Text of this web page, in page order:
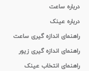
درباره ساعت
درباره عینک
راهنمای اندازه گیری ساعت
راهنمای اندازه گیری زیور
راهنمای انتخاب عینک